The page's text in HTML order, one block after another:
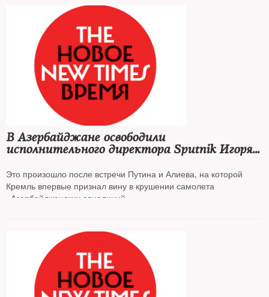
В Азербайджане освободили
исполнительного директора Sputnik Игоря
по обвинению в мошенничестве
Это произошло после встречи Путина и Алиева, на которой
Кремль впервые признал вину в крушении самолета
«Азербайджанских авиалиний»